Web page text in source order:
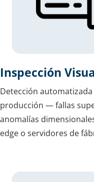
Inspección
Detección
producción — fallas
anomalías
edge o servidores de